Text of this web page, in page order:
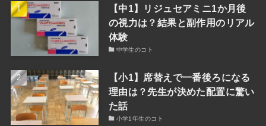
【中1】リジュセアミニ1か月後
の視力は？結果と副作用のリアル
体験
中学生のコト
【小1】席替えで一番後ろになる
理由は？先生が決めた配置に驚い
た話
小学1年生のコト